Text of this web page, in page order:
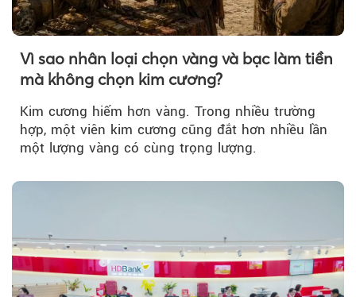
Vì sao nhân loại chọn vàng và bạc làm tiền
mà không chọn kim cương?
Kim cương hiếm hơn vàng. Trong nhiều trường
hợp, một viên kim cương cũng đắt hơn nhiều lần
một lượng vàng có cùng trọng lượng.